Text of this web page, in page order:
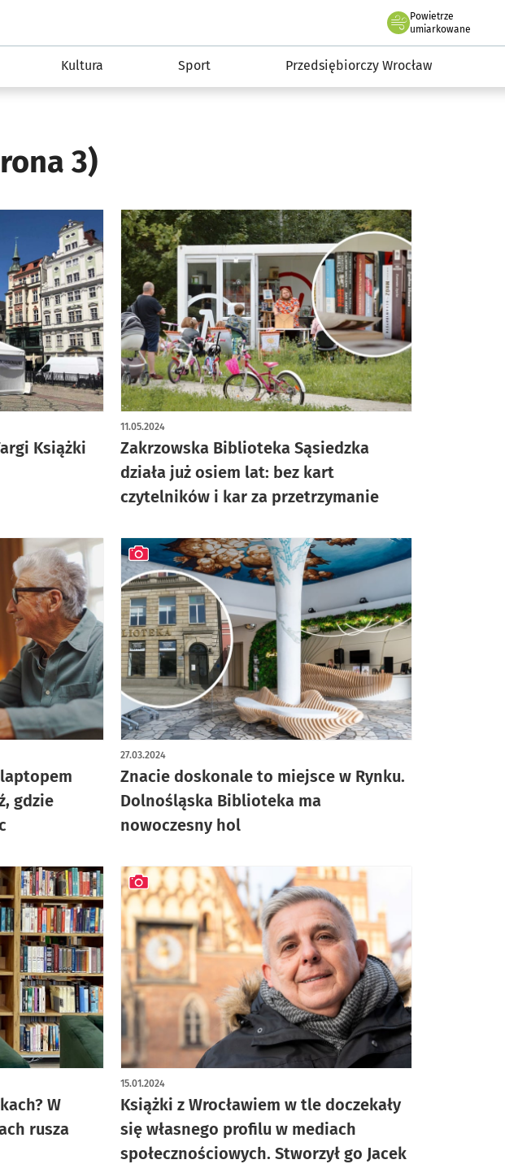
informacyjny wroclaw.pl
Powietrze
we Wrocławiu
umiarkowane
Kultura Sport Przedsiębiorczy Wrocław
3)
Książki
Zakrzowska Biblioteka Sąsiedzka
działa już osiem lat: bez kart
czytelników i kar za przetrzymanie
11.05.2024
gdzie
Znacie doskonale to miejsce w Rynku.
Dolnośląska Biblioteka ma
nowoczesny hol
27.03.2024
artykuł z galerią zdjęć
W
rusza
Książki z Wrocławiem w tle doczekały
się własnego profilu w mediach
społecznościowych. Stworzył go Jacek
15.01.2024
artykuł z galerią zdjęć